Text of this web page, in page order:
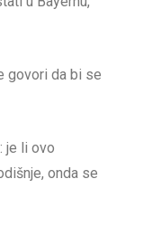
govori da bi se
je li ovo
onda se